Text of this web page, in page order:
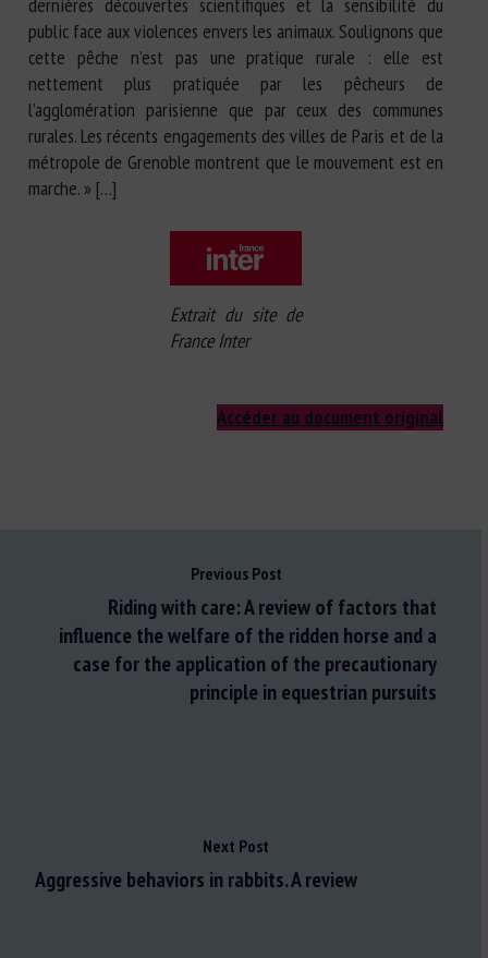
public face aux violences envers les animaux. Soulignons que
cette pêche n’est pas une pratique rurale : elle est
nettement plus pratiquée par les pêcheurs de
l’agglomération parisienne que par ceux des communes
rurales. Les récents engagements des villes de Paris et de la
métropole de Grenoble montrent que le mouvement est en
marche. » […]
Extrait du site de
France Inter
Accéder au document original
Previous Post
Riding with care: A review of factors that
influence the welfare of the ridden horse and a
case for the application of the precautionary
principle in equestrian pursuits
Next Post
Aggressive behaviors in rabbits. A review